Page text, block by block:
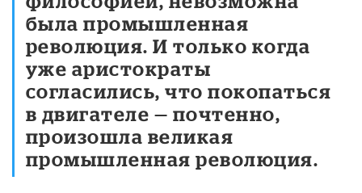
была промышленная
революция. И только когда
уже аристократы
согласились, что покопаться
в двигателе — почтенно,
произошла великая
промышленная революция.